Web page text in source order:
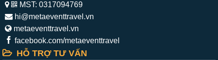
MST: 0317094769
hi@metaeventtravel.vn
metaeventtravel.vn
facebook.com/metaeventtravel
HỖ TRỢ TƯ VẤN